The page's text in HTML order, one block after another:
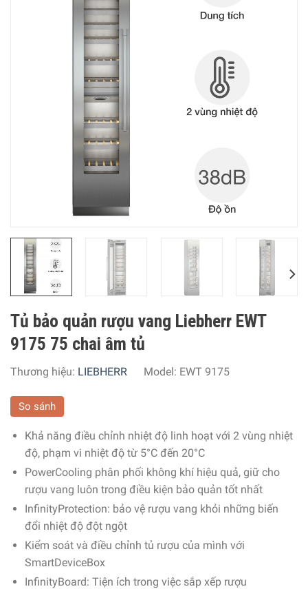
Tủ bảo quản rượu vang Liebherr EWT
9175 75 chai âm tủ
Thương hiệu: LIEBHERR Model: EWT 9175
So sánh
Khả năng điều chỉnh nhiệt độ linh hoạt với 2 vùng nhiệt
độ, phạm vi nhiệt độ từ 5°C đến 20°C
PowerCooling phân phối không khí hiệu quả, giữ cho
rượu vang luôn trong điều kiện bảo quản tốt nhất
InfinityProtection: bảo vệ rượu vang khỏi những biến
đổi nhiệt độ đột ngột
Kiểm soát và điều chỉnh tủ rượu của mình với
SmartDeviceBox
InfinityBoard: Tiện ích trong việc sắp xếp rượu